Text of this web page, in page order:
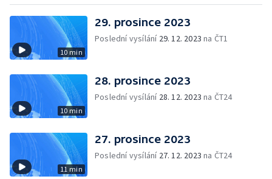
10 min
29. prosince 2023
Poslední vysílání 29. 12. 2023 na ČT1
10 min
28. prosince 2023
Poslední vysílání 28. 12. 2023 na ČT24
11 min
27. prosince 2023
Poslední vysílání 27. 12. 2023 na ČT24